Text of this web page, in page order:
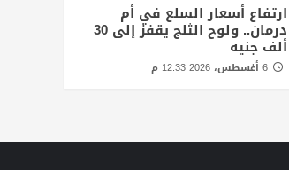
ارتفاع أسعار السلع في أم
درمان.. ولوح الثلج يقفز إلى 30
ألف جنيه
6 أغسطس، 2026 12:33 م